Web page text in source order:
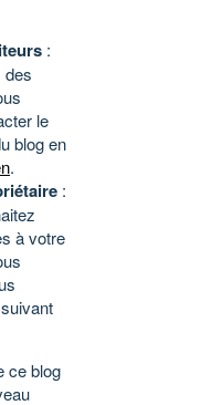
:
des
le
blog en
.
:
à votre
ce blog